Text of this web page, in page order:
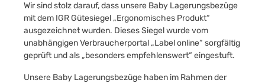
Wir sind stolz darauf, dass unsere Baby Lagerungsbezüge
mit dem IGR Gütesiegel „Ergonomisches Produkt“
ausgezeichnet wurden. Dieses Siegel wurde vom
unabhängigen Verbraucherportal „Label online“ sorgfältig
geprüft und als „besonders empfehlenswert“ eingestuft.
Unsere Baby Lagerungsbezüge haben im Rahmen der